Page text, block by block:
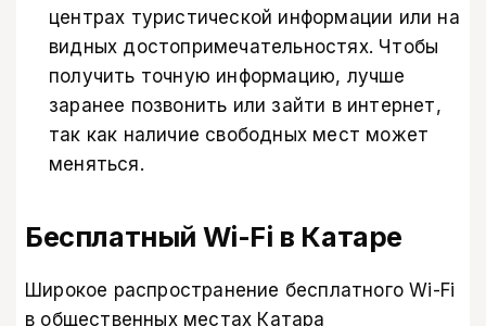
центрах туристической информации или на
видных достопримечательностях. Чтобы
получить точную информацию, лучше
заранее позвонить или зайти в интернет,
так как наличие свободных мест может
меняться.
Бесплатный Wi-Fi в Катаре
Широкое распространение бесплатного Wi-Fi
в общественных местах Катара